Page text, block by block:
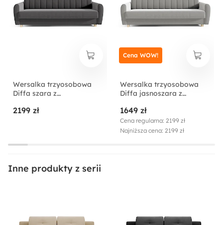
Długość powierzchni spania:
197 cm
Styl:
Nowoczesny
Wysokość:
92 cm
Wersalka trzyosobowa
Diffa szara z
hydrofobowy
2199 zł
Wersalka trzyosobowa
Diffa jasnoszara z
hydrofobowy
1649 zł
Cena regularna: 2199 zł
Najniższa cena: 2199 zł
Cena WOW!
Inne produkty z serii